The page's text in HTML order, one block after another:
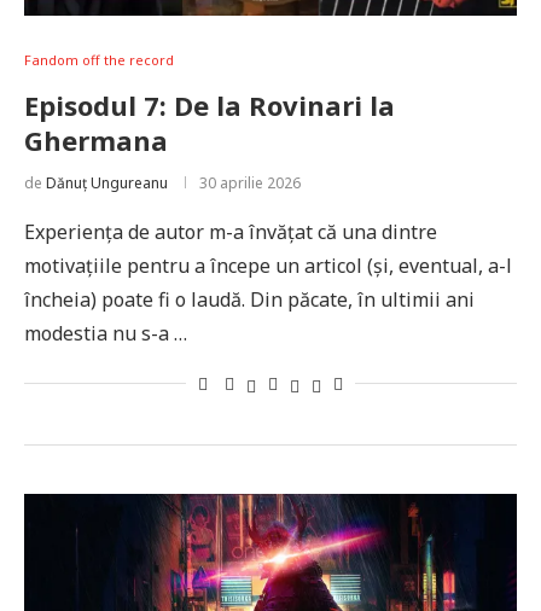
Fandom off the record
Episodul 7: De la Rovinari la
Ghermana
de Dănuț Ungureanu 30 aprilie 2026
Experiența de autor m-a învățat că una dintre
motivațiile pentru a începe un articol (și, eventual, a-l
încheia) poate fi o laudă. Din păcate, în ultimii ani
modestia nu s-a …